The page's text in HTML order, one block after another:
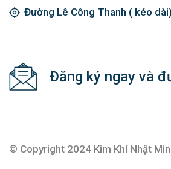
Đường Lê Công Thanh ( kéo
Đăng ký ngay và
© Copyright 2024 Kim Khí Nhật